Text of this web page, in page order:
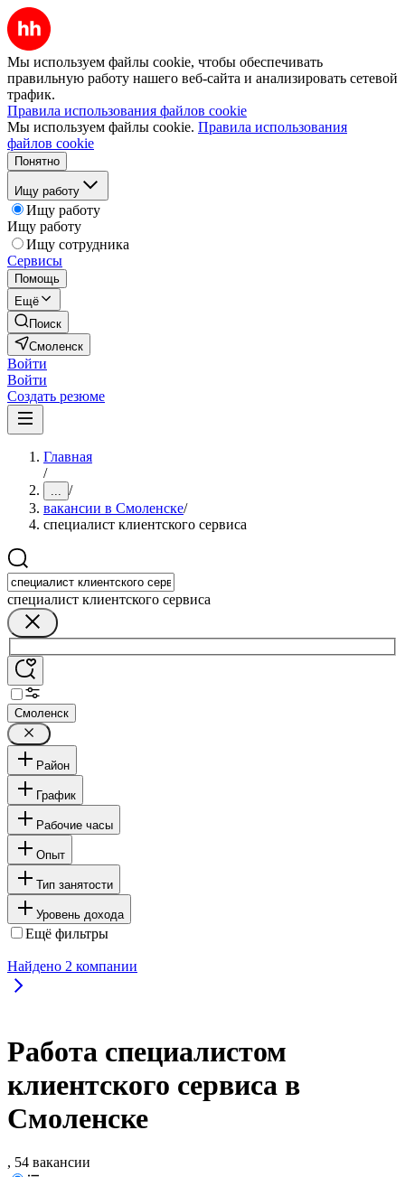
Мы используем файлы cookie, чтобы обеспечивать
правильную работу нашего веб-сайта и анализировать сетевой
трафик.
Правила использования файлов cookie
Мы используем файлы cookie. Правила использования
файлов cookie
Понятно
Ищу работу
Ищу работу
Ищу работу
Ищу сотрудника
Сервисы
Помощь
Ещё
Поиск
Смоленск
Войти
Войти
Создать резюме
Главная
/
... /
вакансии в Смоленске/
специалист клиентского сервиса
специалист клиентского сервиса
Смоленск
Район
График
Рабочие часы
Опыт
Тип занятости
Уровень дохода
Ещё фильтры
Найдено 2 компании
Работа специалистом
клиентского сервиса в
Смоленске
, 54 вакансии